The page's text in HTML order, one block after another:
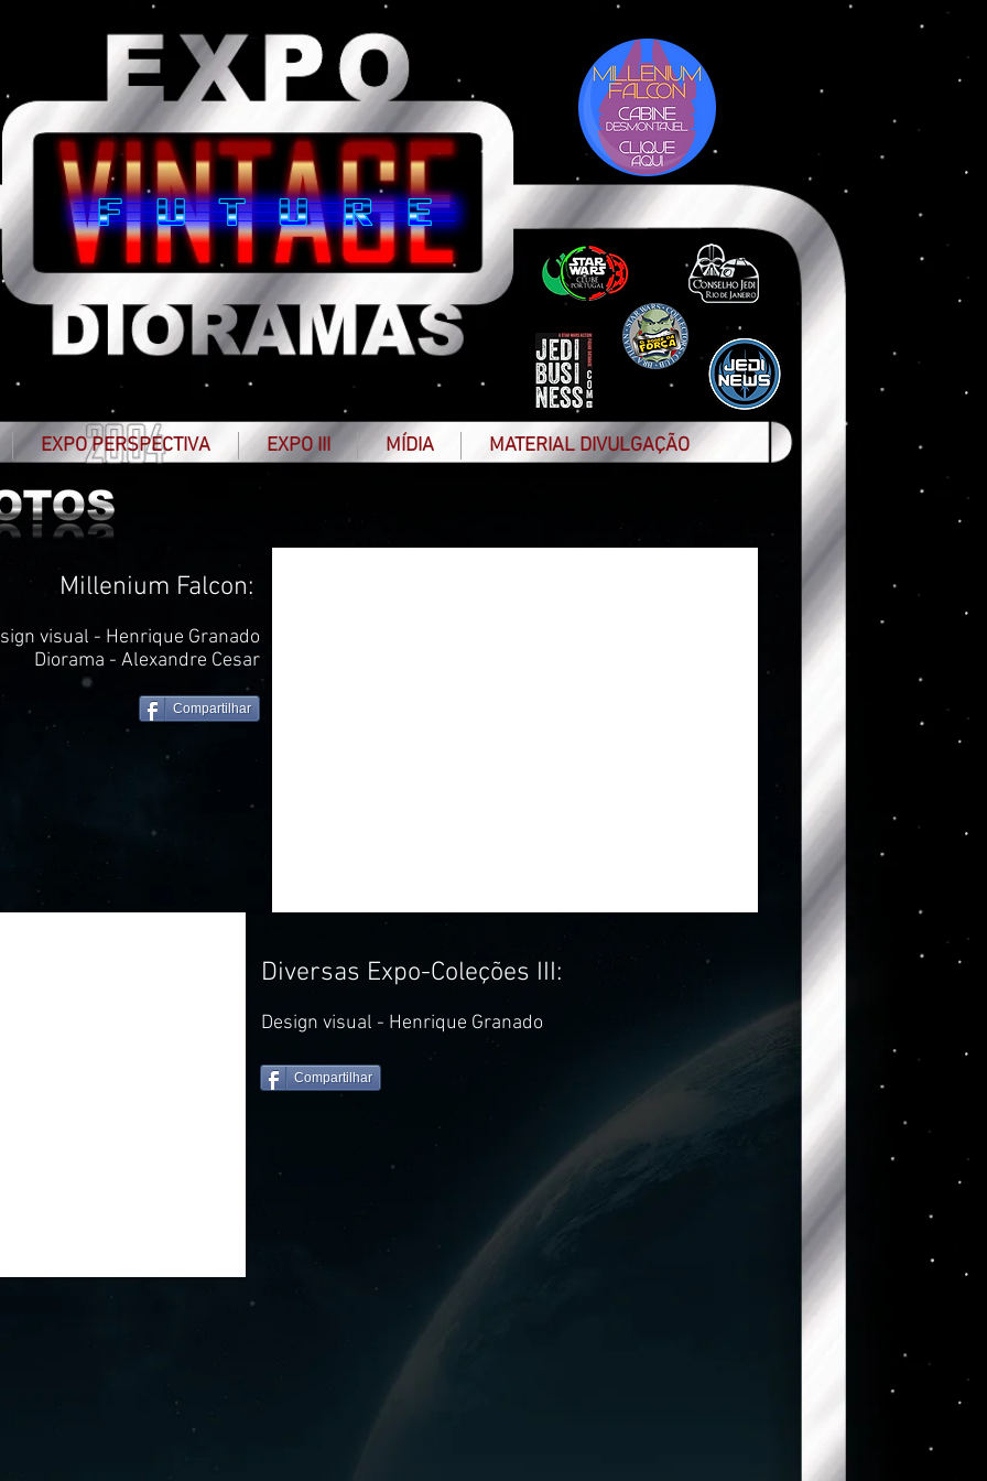
EXPO PERSPECTIVA EXPO III MÍDIA MATERIAL DIVULGAÇÃO
Diversas Expo-Coleções III:
Design visual - Henrique Granado
Millenium Falcon:
visual - Henrique Granado
Diorama - Alexandre Cesar
Compartilhar
Compartilhar